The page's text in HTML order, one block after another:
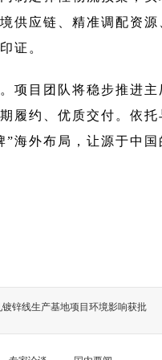
供应链、精准调配资
证。
项目团队将稳步推进
履约、优质交付。依
海外布局，让源于中
锌线生产基地项目环境影响获批